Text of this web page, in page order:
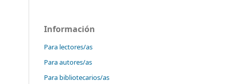
Información
Para lectores/as
Para autores/as
Para bibliotecarios/as